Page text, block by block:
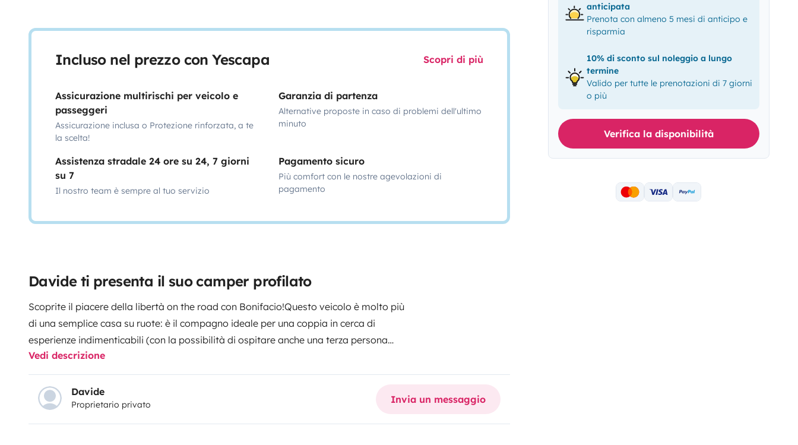
Incluso nel prezzo con Yescapa Scopri di più
Assicurazione multirischi per veicolo e
passeggeri
Assicurazione inclusa o Protezione rinforzata, a te
la scelta!
Garanzia di partenza
Alternative proposte in caso di problemi dell'ultimo
minuto
Assistenza stradale 24 ore su 24, 7 giorni
su 7
Il nostro team è sempre al tuo servizio
Pagamento sicuro
Più comfort con le nostre agevolazioni di
pagamento
Davide ti presenta il suo camper profilato
Scoprite il piacere della libertà on the road con Bonifacio!Questo veicolo è molto più
di una semplice casa su ruote: è il compagno ideale per una coppia in cerca di
esperienze indimenticabili (con la possibilità di ospitare anche una terza persona
grazie alla comoda dinette).
riporre tutte le vostre attrezzature sportive e valigie, rendendo il viaggio ancora più
comodo.
Veranda esterna
natura o sorseggiando un drink al tramonto.
un'ottima efficienza nei consumi, permettendovi di percorrere km e km con poco
Vedi descrizione
Davide
Proprietario privato Invia un messaggio
anticipata
Prenota con almeno 5 mesi di anticipo e
risparmia
10% di sconto sul noleggio a lungo
termine
Valido per tutte le prenotazioni di 7 giorni
o più
Verifica la disponibilità